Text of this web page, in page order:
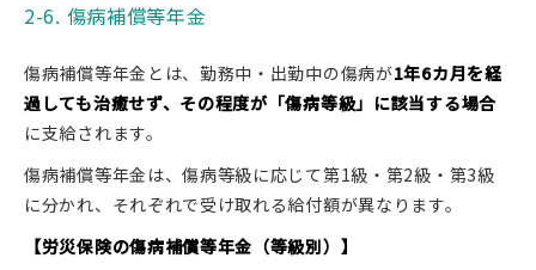
2-6. 傷病補償等年金
傷病補償等年金とは、勤務中・出勤中の傷病が1年6カ月を経
過しても治癒せず、その程度が「傷病等級」に該当する場合
に支給されます。
傷病補償等年金は、傷病等級に応じて第1級・第2級・第3級
に分かれ、それぞれで受け取れる給付額が異なります。
【労災保険の傷病補償等年金（等級別）】